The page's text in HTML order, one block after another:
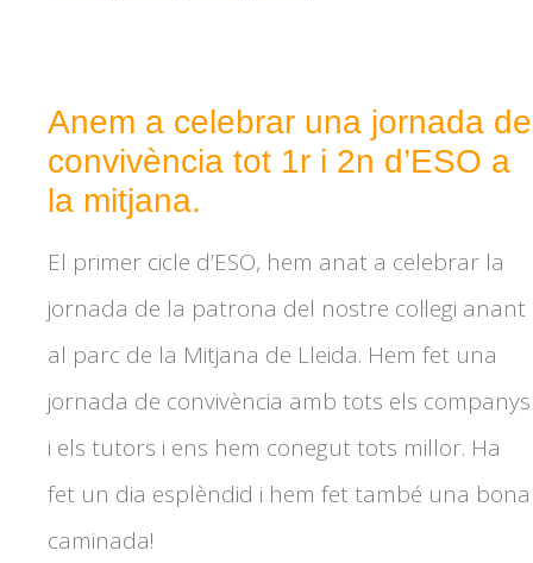
Anem a celebrar una jornada de
convivència tot 1r i 2n d’ESO a
la mitjana.
El primer cicle d’ESO, hem anat a celebrar la
jornada de la patrona del nostre col·legi anant
al parc de la Mitjana de Lleida. Hem fet una
jornada de convivència amb tots els companys
i els tutors i ens hem conegut tots millor. Ha
fet un dia esplèndid i hem fet també una bona
caminada!